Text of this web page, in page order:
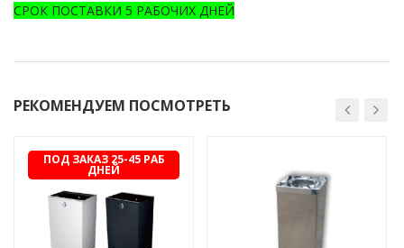
СРОК ПОСТАВКИ 5 РАБОЧИХ ДНЕЙ
РЕКОМЕНДУЕМ ПОСМОТРЕТЬ
ПОД ЗАКАЗ 25-45 РАБ
ДНЕЙ